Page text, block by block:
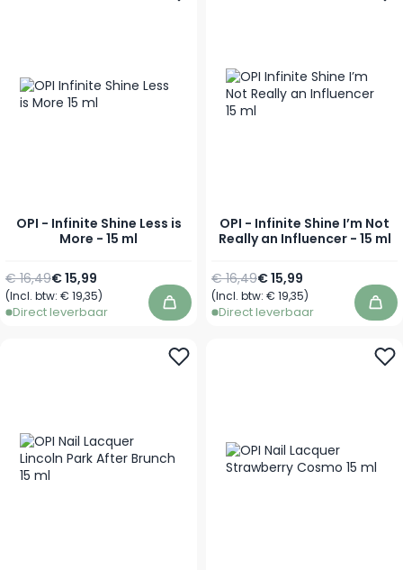
OPI - Infinite Shine Less is
More - 15 ml
Speciale prijs
€ 15,99
Normale prijs
€ 16,49
(Incl. btw: € 19,35)
Direct leverbaar In winkelwagen
OPI - Infinite Shine I’m Not
Really an Influencer - 15 ml
Speciale prijs
€ 15,99
Normale prijs
€ 16,49
(Incl. btw: € 19,35)
Direct leverbaar In